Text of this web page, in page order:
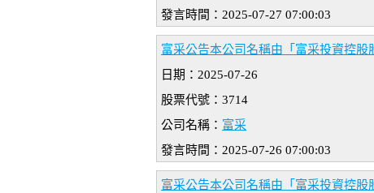
發言時間：2025-07-27 07:00:03
富采公告本公司名稱由「富采投資控
日期：2025-07-26
股票代號：3714
公司名稱： 富采
發言時間：2025-07-26 07:00:03
富采公告本公司名稱由「富采投資控